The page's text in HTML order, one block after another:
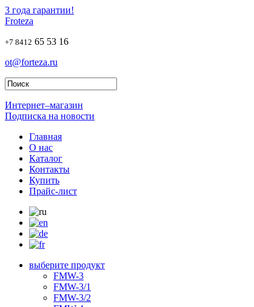
3 года гарантии!
Froteza
+7 8412 65 53 16
ot@forteza.ru
Интернет–магазин
Подписка на новости
Главная
О нас
Каталог
Контакты
Купить
Прайс-лист
выберите продукт
FMW-3
FMW-3/1
FMW-3/2